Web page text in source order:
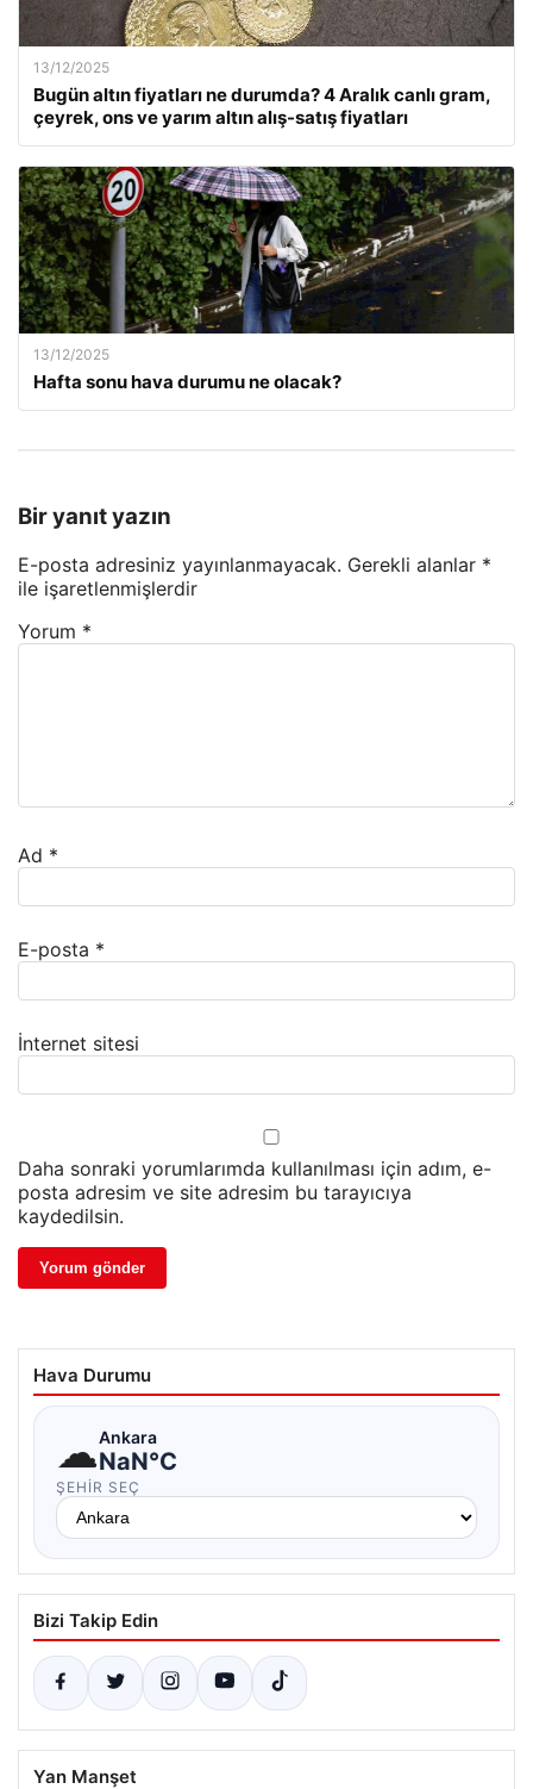
13/12/2025
Bugün altın fiyatları ne durumda? 4 Aralık canlı gram,
çeyrek, ons ve yarım altın alış-satış fiyatları
13/12/2025
Hafta sonu hava durumu ne olacak?
Bir yanıt yazın
E-posta adresiniz yayınlanmayacak. Gerekli alanlar *
ile işaretlenmişlerdir
Yorum *
Ad *
E-posta *
İnternet sitesi
Daha sonraki yorumlarımda kullanılması için adım, e-
posta adresim ve site adresim bu tarayıcıya
kaydedilsin.
Hava Durumu
☁Ankara
NaN°C
ŞEHIR SEÇ
Bizi Takip Edin
Yan Manşet